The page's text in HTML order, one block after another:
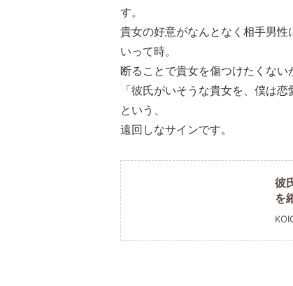
す。
貴女の好意がなんとなく相手男
いって時。
断ることで貴女を傷つけたくない
「彼氏がいそうな貴女を、僕は
という、
遠回しなサインです。
彼
を